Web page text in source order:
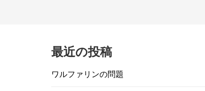
最近の投稿
ワルファリンの問題